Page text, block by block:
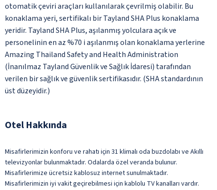
otomatik çeviri araçları kullanılarak çevrilmiş olabilir. Bu
konaklama yeri, sertifikalı bir Tayland SHA Plus konaklama
yeridir. Tayland SHA Plus, aşılanmış yolculara açık ve
personelinin en az %70 i aşılanmış olan konaklama yerlerine
Amazing Thailand Safety and Health Administration
(İnanılmaz Tayland Güvenlik ve Sağlık İdaresi) tarafından
verilen bir sağlık ve güvenlik sertifikasıdır. (SHA standardının
üst düzeyidir.)
Otel Hakkında
Misafirlerimizin konforu ve rahatı için 31 klimalı oda buzdolabı ve Akıllı
televizyonlar bulunmaktadır. Odalarda özel veranda bulunur.
Misafirlerimize ücretsiz kablosuz internet sunulmaktadır.
Misafirlerimizin iyi vakit geçirebilmesi için kablolu TV kanalları vardır.